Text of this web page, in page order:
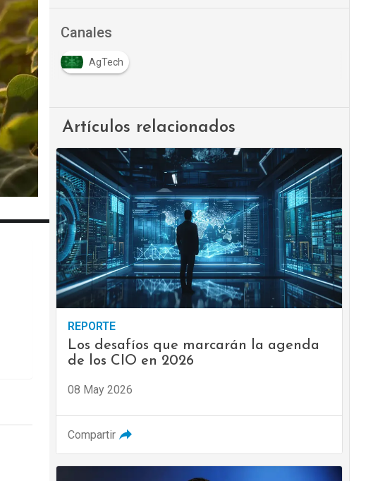
Canales
AgTech
Artículos relacionados
REPORTE
Los desafíos que marcarán la agenda
de los CIO en 2026
08 May 2026
Compartir